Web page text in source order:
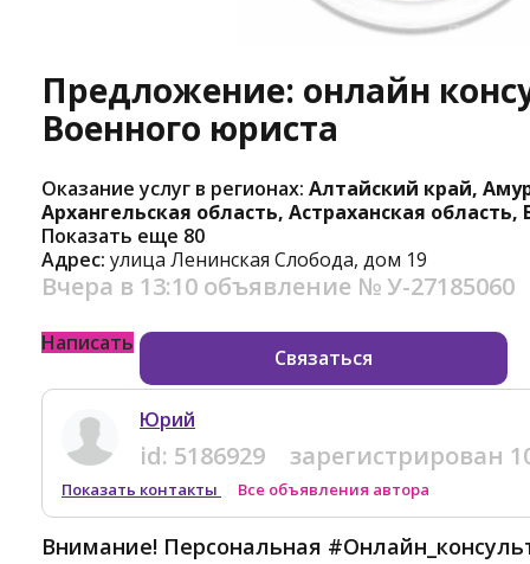
Предложение: онлайн
Военного юриста
Оказание услуг в регионах: Алтайский край,
Архангельская область, Астраханская область,
Показать еще 80
Адрес: улица Ленинская Слобода, дом 19
Вчера в 13:10 объявление №У-27185060
Написать
Связаться
Юрий
id: 5186929 зарегистрирован
Показать контакты Все объявления автора
Внимание! Персональная